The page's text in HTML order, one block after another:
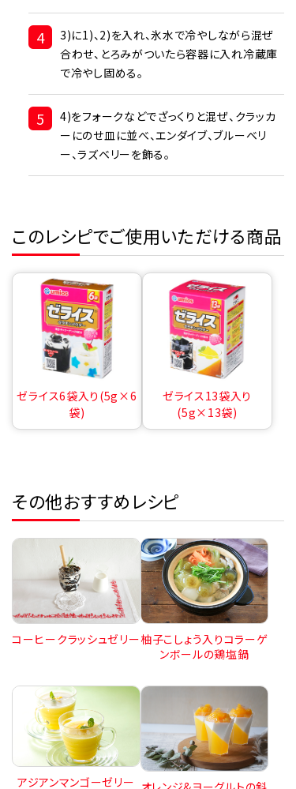
4
3)に1)、2)を入れ、氷水で冷やしながら混ぜ
合わせ、とろみがついたら容器に入れ冷蔵庫
で冷やし固める。
5
4)をフォークなどでざっくりと混ぜ、クラッカ
ーにのせ皿に並べ、エンダイブ、ブルーベリ
ー、ラズベリーを飾る。
このレシピでご使用いただける商品
ゼライス6袋入り(5g×6
袋)
ゼライス13袋入り
(5g×13袋)
その他おすすめレシピ
コーヒークラッシュゼリー柚子こしょう入りコラーゲ
ンボールの鶏塩鍋
アジアンマンゴーゼリー